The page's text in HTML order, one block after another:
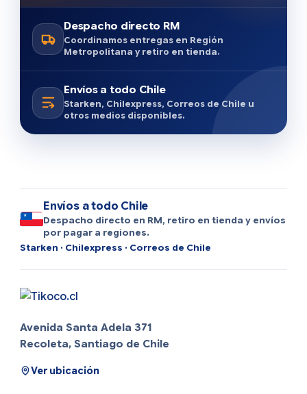
Despacho directo RM
Coordinamos entregas en Región
Metropolitana y retiro en tienda.
Envíos a todo Chile
Starken, Chilexpress, Correos de Chile u
otros medios disponibles.
Envíos a todo Chile
Despacho directo en RM, retiro en tienda y envíos
por pagar a regiones.
Starken · Chilexpress · Correos de Chile
Avenida Santa Adela 371
Recoleta, Santiago de Chile
Ver ubicación